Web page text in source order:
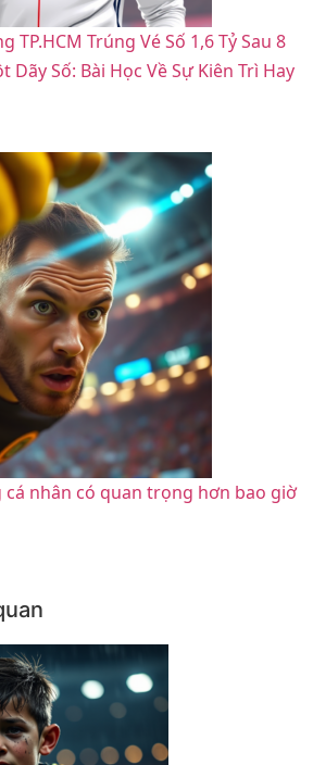
TP.HCM Trúng Vé Số 1,6 Tỷ Sau 8
Dãy Số: Bài Học Về Sự Kiên Trì Hay
cá nhân có quan trọng hơn bao giờ